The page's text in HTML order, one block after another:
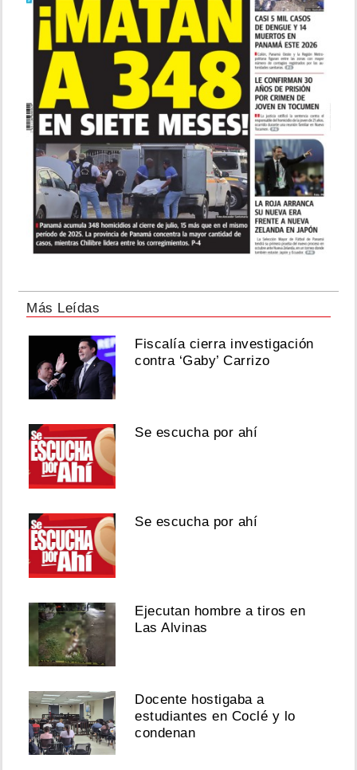
Más Leídas
Fiscalía cierra investigación
contra ‘Gaby’ Carrizo
Se escucha por ahí
Se escucha por ahí
Ejecutan hombre a tiros en
Las Alvinas
Docente hostigaba a
estudiantes en Coclé y lo
condenan